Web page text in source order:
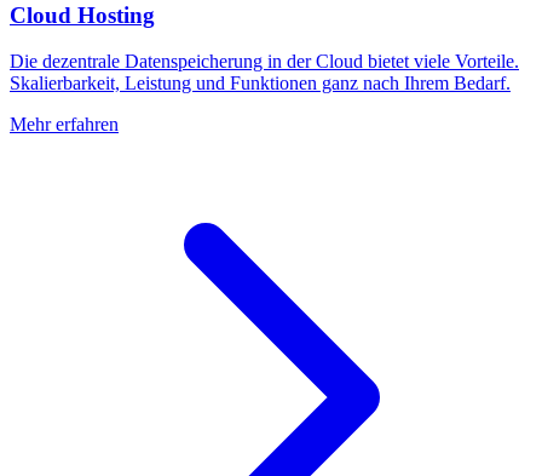
Cloud Hosting
Die dezentrale Datenspeicherung in der Cloud bietet viele Vorteile.
Skalierbarkeit, Leistung und Funktionen ganz nach Ihrem Bedarf.
Mehr erfahren